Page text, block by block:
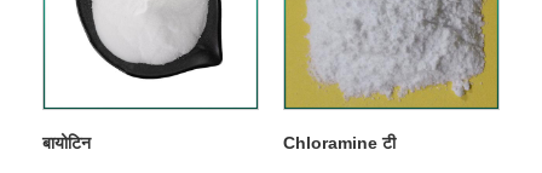
बायोटिन Chloramine टी